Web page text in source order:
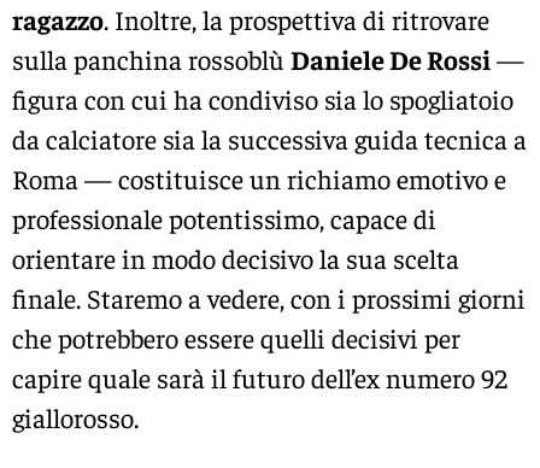
ragazzo. Inoltre, la prospettiva di ritrovare
sulla panchina rossoblù Daniele De Rossi —
figura con cui ha condiviso sia lo spogliatoio
da calciatore sia la successiva guida tecnica a
Roma — costituisce un richiamo emotivo e
professionale potentissimo, capace di
orientare in modo decisivo la sua scelta
finale. Staremo a vedere, con i prossimi giorni
che potrebbero essere quelli decisivi per
capire quale sarà il futuro dell’ex numero 92
giallorosso.